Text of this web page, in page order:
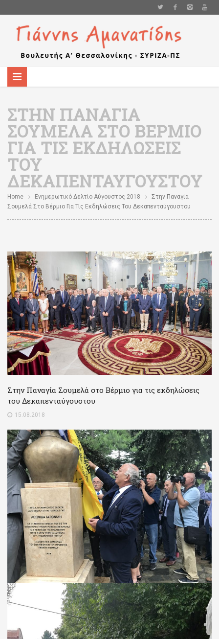
ΣΤΗΝ ΠΑΝΑΓΊΑ
ΣΟΥΜΕΛΆ ΣΤΟ ΒΈΡΜΙΟ
ΓΙΑ ΤΙΣ ΕΚΔΗΛΏΣΕΙΣ
ΤΟΥ
ΔΕΚΑΠΕΝΤΑΎΓΟΥΣΤΟΥ
Home Ενημερωτικό Δελτίο Αύγουστος 2018
Στην Παναγία
Σουμελά Στο Βέρμιο Για Τις Εκδηλώσεις Του Δεκαπενταύγουστου
Στην Παναγία Σουμελά στο Βέρμιο για τις εκδηλώσεις
του Δεκαπενταύγουστου
15.08.2018